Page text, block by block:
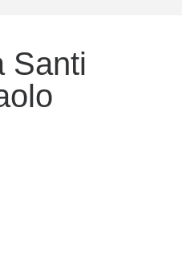
Santi